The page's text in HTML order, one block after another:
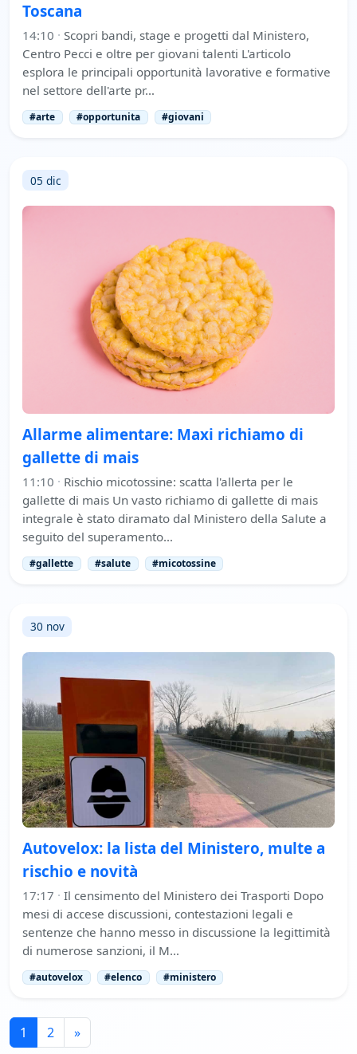
Toscana
14:10 · Scopri bandi, stage e progetti dal Ministero,
Centro Pecci e oltre per giovani talenti L'articolo
esplora le principali opportunità lavorative e formative
nel settore dell'arte pr…
#arte #opportunita #giovani
05 dic
Allarme alimentare: Maxi richiamo di
gallette di mais
11:10 · Rischio micotossine: scatta l'allerta per le
gallette di mais Un vasto richiamo di gallette di mais
integrale è stato diramato dal Ministero della Salute a
seguito del superamento…
#gallette #salute #micotossine
30 nov
Autovelox: la lista del Ministero, multe a
rischio e novità
17:17 · Il censimento del Ministero dei Trasporti Dopo
mesi di accese discussioni, contestazioni legali e
sentenze che hanno messo in discussione la legittimità
di numerose sanzioni, il M…
#autovelox #elenco #ministero
1 2 »